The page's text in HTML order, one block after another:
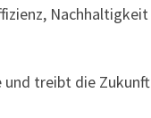
und treibt die